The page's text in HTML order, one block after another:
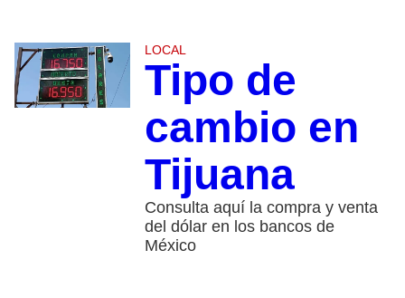
LOCAL
Tipo de
cambio en
Tijuana
Consulta aquí la compra y venta
del dólar en los bancos de
México